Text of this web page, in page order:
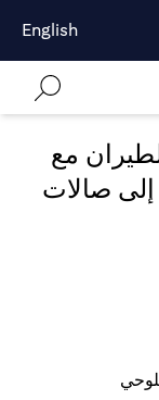
English
مع
صالات